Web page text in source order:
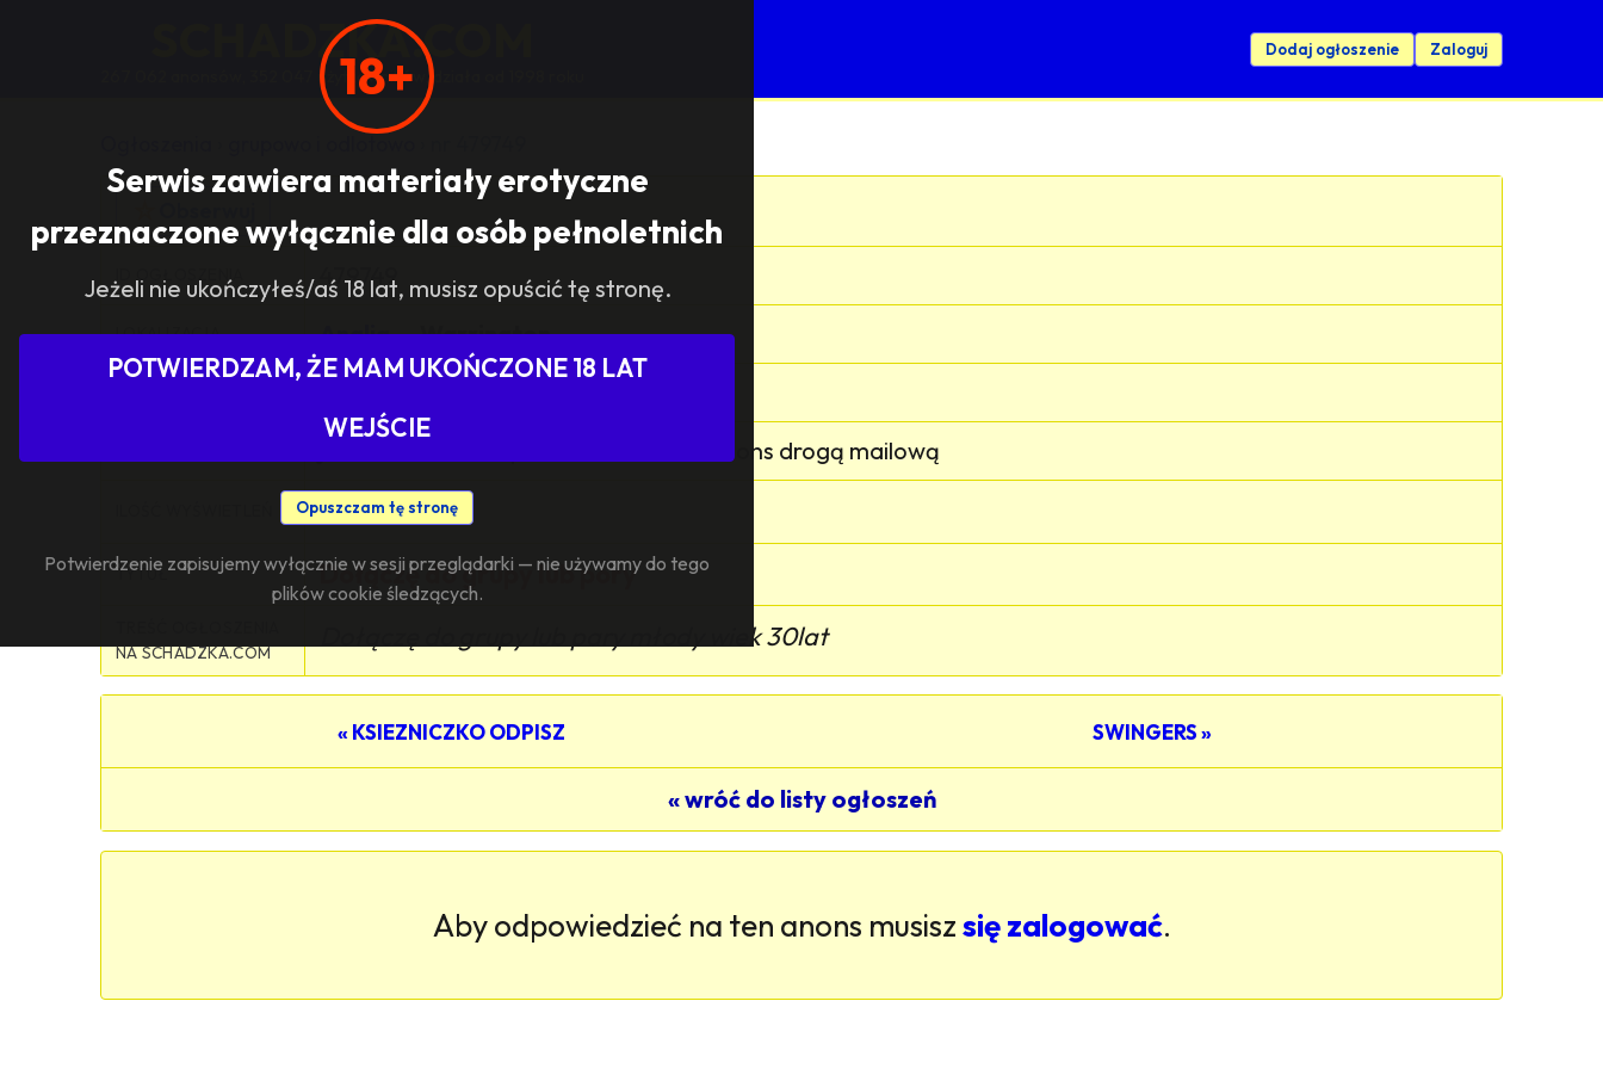
18+
Serwis zawiera materiały erotyczne
przeznaczone wyłącznie dla osób pełnoletnich
Jeżeli nie ukończyłeś/aś 18 lat, musisz opuścić tę stronę.
POTWIERDZAM, ŻE MAM UKOŃCZONE 18 LAT
WEJŚCIE
Opuszczam tę stronę
Potwierdzenie zapisujemy wyłącznie w sesji przeglądarki — nie używamy do tego
plików cookie śledzących.
SCHADZKA.COM
267 062 anonsów, 352 047 użytkowników, działa od 1998 roku
Dodaj ogłoszenie Zaloguj
ID OGŁOSZENIA 479749
LOKALIZACJA Anglia— Warrington
jeszcze nikt nie odpowiedział na ten anons drogą mailową
484
TYTUŁ Dołączę do grupy lub pory
NA SCHADZKA.COM
Dołączę do grupy lub pary młody wiek 30lat
« KSIEZNICZKO ODPISZ SWINGERS »
« wróć do listy ogłoszeń
Aby odpowiedzieć na ten anons musiszsię zalogować.